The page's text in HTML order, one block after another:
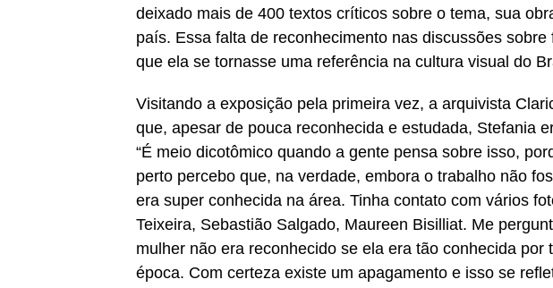
deixado mais de 400 textos críticos sobre o tema, sua
país. Essa falta de reconhecimento nas discussões
que ela se tornasse uma referência na cultura visual do
Visitando a exposição pela primeira vez, a arquivista
que, apesar de pouca reconhecida e estudada, Stefania
“É meio dicotômico quando a gente pensa sobre isso,
perto percebo que, na verdade, embora o trabalho não
era super conhecida na área. Tinha contato com vários
Teixeira, Sebastião Salgado, Maureen Bisilliat. Me
mulher não era reconhecido se ela era tão conhecida
época. Com certeza existe um apagamento e isso se